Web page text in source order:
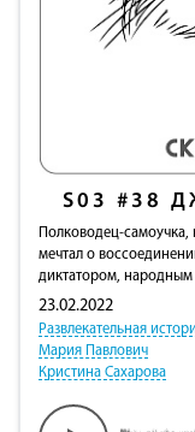
S03 #38
Полководец-
мечтал о
диктатором,
23.02.2022
Развлекательная
Мария Павлович
Кристина Сахарова